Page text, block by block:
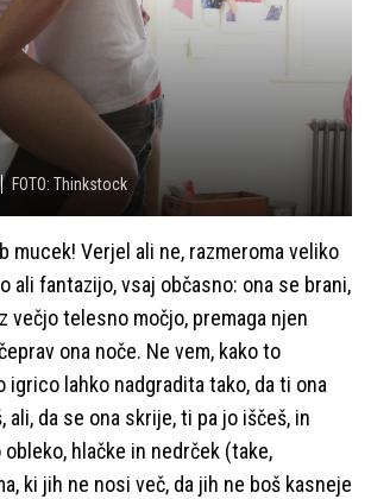
FOTO: Thinkstock
mucek! Verjel ali ne, razmeroma veliko
ali fantazijo, vsaj občasno: ona se brani,
večjo telesno močjo, premaga njen
ona noče. Ne vem, kako to
igrico lahko nadgradita tako, da ti ona
ali, da se ona skrije, ti pa jo iščeš, in
obleko, hlačke in nedrček (take,
ki jih ne nosi več, da jih ne boš kasneje